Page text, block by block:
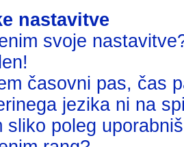
nastavitve
svoje
časovni pas, čas
jezika ni na
sliko poleg